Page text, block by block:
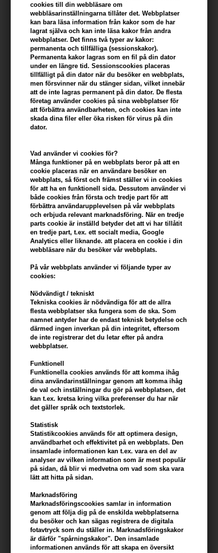
cookies till din webbläsare om
webbläsarinställningarna tillåter det. Webbplatser
kan bara läsa information från kakor som de har
lagrat själva och kan inte läsa kakor från andra
webbplatser. Det finns två typer av kakor:
permanenta och tillfälliga (sessionskakor).
Permanenta kakor lagras som en fil på din dator
under en längre tid. Sessionscookies placeras
tillfälligt på din dator när du besöker en webbplats,
men försvinner när du stänger sidan, vilket innebär
att de inte lagras permanent på din dator. De flesta
företag använder cookies på sina webbplatser för
att förbättra användbarheten, och cookies kan inte
skada dina filer eller öka risken för virus på din
dator.
Vad använder vi cookies för?
Många funktioner på en webbplats beror på att en
cookie placeras när en användare besöker en
webbplats, så först och främst ställer vi in ​​cookies
för att ha en funktionell sida. Dessutom använder vi
både cookies från första och tredje part för att
förbättra användarupplevelsen på vår webbplats
och erbjuda relevant marknadsföring. När en tredje
parts cookie är inställd betyder det att vi har tillåtit
en tredje part, t.ex. ett socialt media, Google
Analytics eller liknande. att placera en cookie i din
webbläsare när du besöker vår webbplats.
På vår webbplats använder vi följande typer av
cookies:
Nödvändigt / tekniskt
Tekniska cookies är nödvändiga för att de allra
flesta webbplatser ska fungera som de ska. Som
namnet antyder har de endast teknisk betydelse och
därmed ingen inverkan på din integritet, eftersom
de inte registrerar det du letar efter på andra
webbplatser.
Funktionell
Funktionella cookies används för att komma ihåg
dina användarinställningar genom att komma ihåg
de val och inställningar du gör på webbplatsen, det
kan t.ex. kretsa kring vilka preferenser du har när
det gäller språk och textstorlek.
Statistisk
Statistikcookies används för att optimera design,
användbarhet och effektivitet på en webbplats. Den
insamlade informationen kan t.ex. vara en del av
analyser av vilken information som är mest populär
på sidan, då blir vi medvetna om vad som ska vara
lätt att hitta på sidan.
Marknadsföring
Marknadsföringscookies samlar in information
genom att följa dig på de enskilda webbplatserna
du besöker och kan sägas registrera de digitala
fotavtryck som du ställer in. Marknadsföringskakor
är därför "spårningskakor". Den insamlade
informationen används för att skapa en översikt
Zenz Pure Conditioner NO 02
- 250ml
Tidigare lägsta pris: 398,00
259,00 SEK
Erbjudandet gäller: 30.07.26 -
Zenz Pure Conditioner NO.02
- 1000ml
Tidigare lägsta pris: 721,00
673,00 SEK
247Price
NO.03 - 250ml
Tidigare lägsta pris: 344,00
331,00 SEK
Erbjudandet gäller: 30.07.26 -
13.08.26
Tidigare lägsta pris: 1.253,00
766,00 SEK
Erbjudandet gäller: 30.07.26 -
13.08.26
500ml
128,00 SEK
331,00 SEK